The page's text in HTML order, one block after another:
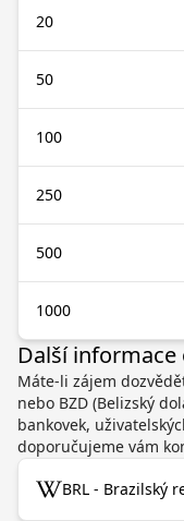
20
50
100
250
500
1000
Další informace
Máte-li zájem
nebo BZD (Belizský
bankovek,
doporučujeme vám
BRL - Brazilský